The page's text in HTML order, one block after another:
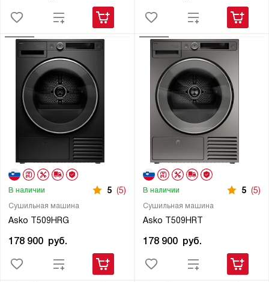
Сушильная машина
Asko T509HRG
В наличии 5 (5)
178 900 руб.
Сушильная машина
Asko T509HRT
В наличии 5 (5)
178 900 руб.